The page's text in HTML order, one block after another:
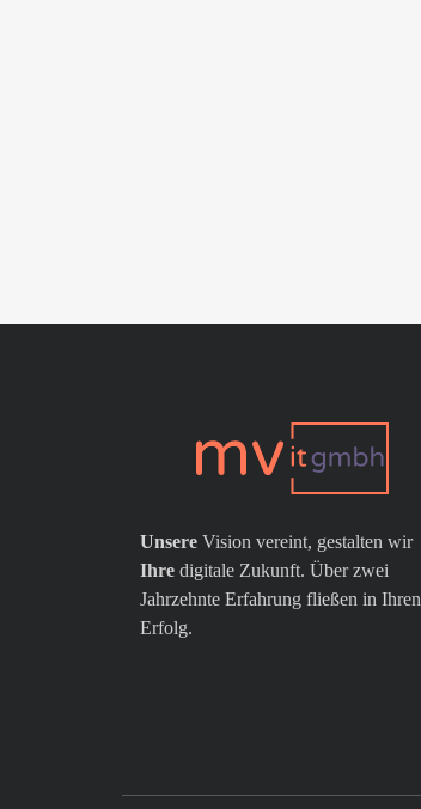
Unsere Vision vereint, gestalten wir
Ihre digitale Zukunft. Über zwei
Jahrzehnte Erfahrung fließen in Ihren
Erfolg.